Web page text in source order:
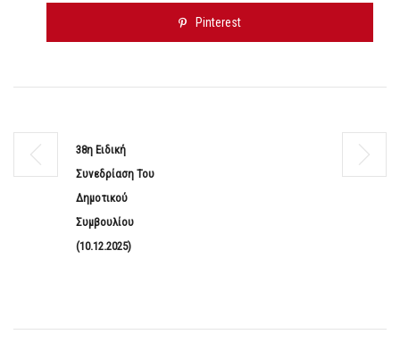
Pinterest
38η Ειδική
Συνεδρίαση Του
Δημοτικού
Συμβουλίου
(10.12.2025)